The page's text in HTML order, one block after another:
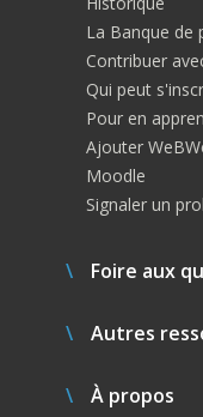
La Banque de
Contribuer
Qui peut
Pour en
Ajouter
Moodle
Signaler un
Foire aux
Autres
À propos